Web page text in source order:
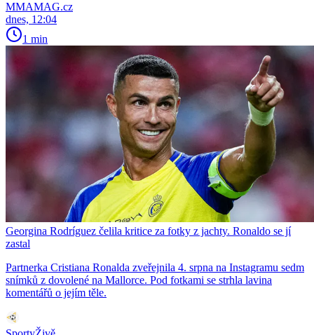
MMAMAG.cz
dnes, 12:04
1 min
Georgina Rodríguez čelila kritice za fotky z jachty. Ronaldo se jí
zastal
Partnerka Cristiana Ronalda zveřejnila 4. srpna na Instagramu sedm
snímků z dovolené na Mallorce. Pod fotkami se strhla lavina
komentářů o jejím těle.